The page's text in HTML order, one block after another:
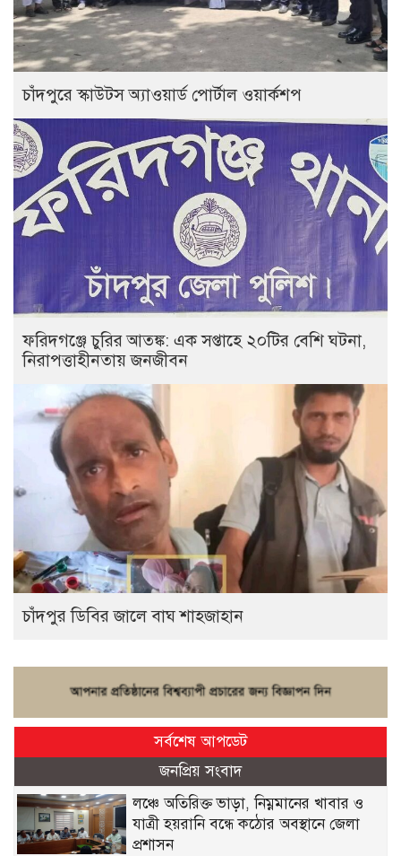
চাঁদপুরে স্কাউটস অ্যাওয়ার্ড পোর্টাল ওয়ার্কশপ
ফরিদগঞ্জে চুরির আতঙ্ক: এক সপ্তাহে ২০টির বেশি ঘটনা,
নিরাপত্তাহীনতায় জনজীবন
চাঁদপুর ডিবির জালে বাঘ শাহজাহান
সর্বশেষ আপডেট
জনপ্রিয় সংবাদ
লঞ্চে অতিরিক্ত ভাড়া, নিম্নমানের খাবার ও
যাত্রী হয়রানি বন্ধে কঠোর অবস্থানে জেলা
প্রশাসন